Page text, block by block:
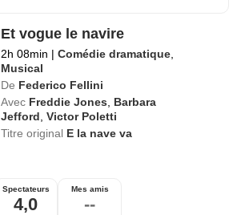
Et vogue le navire
2h 08min | Comédie dramatique
Musical
De Federico Fellini
Avec Freddie Jones
Barbara
Jefford ,Victor Poletti
Titre original E la nave va
Spectateurs
4,0
Mes amis
--